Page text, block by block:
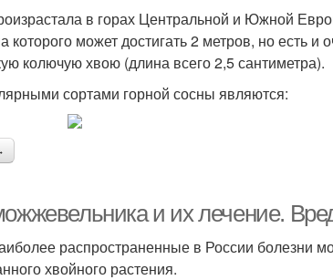
в горах Центральной и Южной
которого может достигать 2 метров, но есть
колючую хвою (длина всего 2,5 сантиметра).
сортами горной сосны являются:
и их лечение.
распространенные в России болезни
хвойного растения.